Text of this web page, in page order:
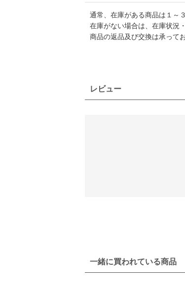
通常、在庫がある商品は１～
在庫がない場合は、在庫状況
商品の返品及び交換は承って
レビュー
一緒に買われている商品